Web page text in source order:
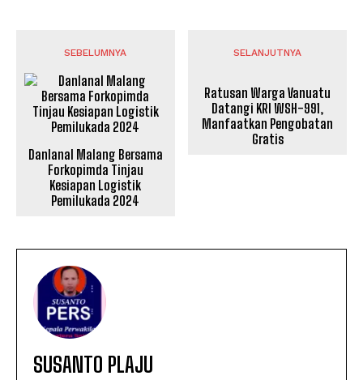
SEBELUMNYA
Danlanal Malang Bersama
Forkopimda Tinjau
Kesiapan Logistik
Pemilukada 2024
SELANJUTNYA
Ratusan Warga Vanuatu
Datangi KRI WSH-991,
Manfaatkan Pengobatan
Gratis
SUSANTO PLAJU